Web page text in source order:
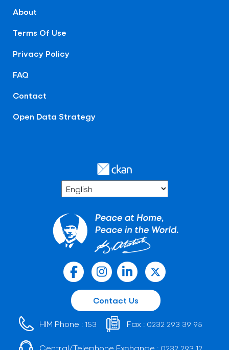
About
Terms Of Use
Privacy Policy
FAQ
Contact
Open Data Strategy
Contact Us
HIM Phone : 153 Fax : 0232 293 39 95
Central/Telephone Exchange :